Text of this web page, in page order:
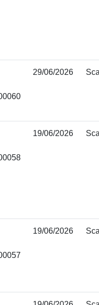
29/06/2026
19/06/2026
19/06/2026